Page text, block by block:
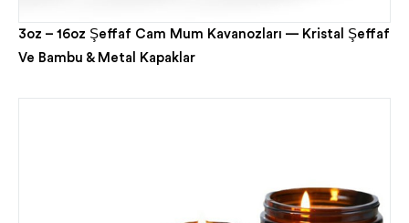
3oz – 16oz Şeffaf Cam Mum Kavanozları — Kristal Şeffaf
Ve Bambu & Metal Kapaklar